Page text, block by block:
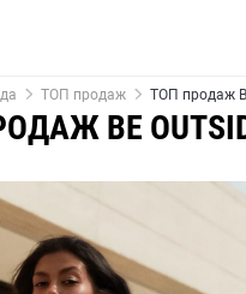
ТОП продаж ТОП продаж
BE